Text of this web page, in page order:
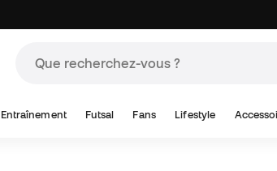
Entraînement Futsal Fans Lifestyle